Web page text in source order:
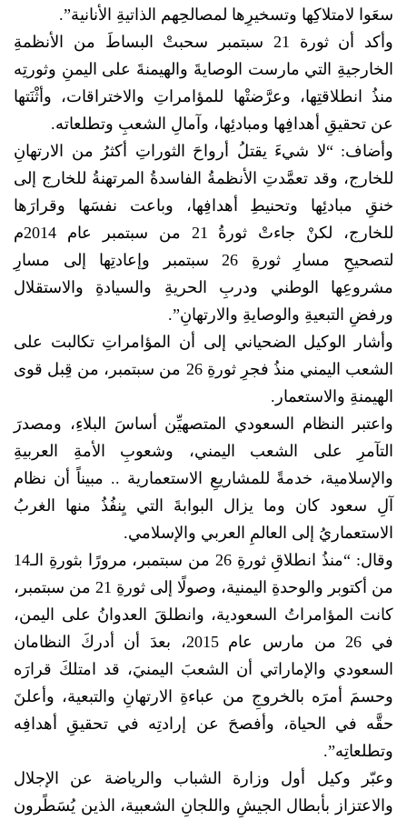
سعَوا لامتلاكِها وتسخيرِها لمصالحِهم الذاتيةِ الأنانية”.
وأكد أن ثورة 21 سبتمبر سحبتْ البساطَ من الأنظمةِ
الخارجيةِ التي مارست الوصايةَ والهيمنةَ على اليمنِ وثورتِه
منذُ انطلاقتِها، وعرَّضتْها للمؤامراتِ والاختراقات، وأثْنَتها
عن تحقيقِ أهدافِها ومبادئِها، وآمالِ الشعبِ وتطلعاته.
وأضاف: “لا شيءَ يقتلُ أرواحَ الثوراتِ أكثرُ من الارتهانِ
للخارج، وقد تعمَّدتِ الأنظمةُ الفاسدةُ المرتهنةُ للخارج إلى
خنقِ مبادئِها وتحنيطِ أهدافِها، وباعت نفسَها وقرارَها
للخارج، لكنْ جاءتْ ثورةُ 21 من سبتمبر عام 2014م
لتصحيحِ مسارِ ثورةِ 26 سبتمبر وإعادتِها إلى مسارِ
مشروعِها الوطني ودربِ الحريةِ والسيادةِ والاستقلال
ورفضِ التبعيةِ والوصايةِ والارتهانِ”.
وأشار الوكيل الضحياني إلى أن المؤامراتِ تكالبت على
الشعب اليمني منذُ فجرِ ثورةِ 26 من سبتمبر، من قِبل قوى
الهيمنةِ والاستعمار.
واعتبر النظام السعودي المتصهيِّن أساسَ البلاءِ، ومصدرَ
التآمرِ على الشعب اليمني، وشعوبِ الأمةِ العربيةِ
والإسلامية، خدمةً للمشاريعِ الاستعمارية .. مبيناً أن نظام
آلِ سعود كان وما يزال البوابةَ التي يِنفُذُ منها الغربُ
الاستعماريُ إلى العالمِ العربي والإسلامي.
وقال: “منذُ انطلاقِ ثورةِ 26 من سبتمبر، مرورًا بثورةِ الـ14
من أكتوبر والوحدةِ اليمنية، وصولًا إلى ثورةِ 21 من سبتمبر،
كانت المؤامراتُ السعودية، وانطلقَ العدوانُ على اليمن،
في 26 من مارس عام 2015، بعدَ أن أدركَ النظامان
السعودي والإماراتي أن الشعبَ اليمنيَ، قد امتلكَ قرارَه
وحسمَ أمرَه بالخروجِ من عباءةِ الارتهانِ والتبعية، وأعلنَ
حقَّه في الحياة، وأفصحَ عن إرادتِه في تحقيقِ أهدافِه
وتطلعاتِه”.
وعبّر وكيل أول وزارة الشباب والرياضة عن الإجلال
والاعتزاز بأبطال الجيشِ واللجانِ الشعبية، الذين يُسَطًرون